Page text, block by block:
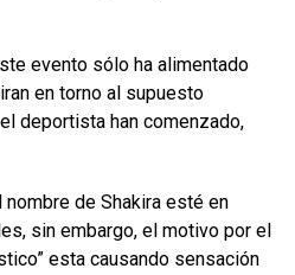
evento sólo ha alimentado
en torno al supuesto
deportista han comenzado,
nombre de Shakira esté en
sin embargo, el motivo por el
esta causando sensación